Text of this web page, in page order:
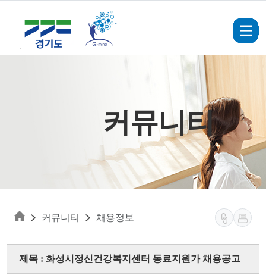
커뮤니티
커뮤니티 채용정보
제목 : 화성시정신건강복지센터 동료지원가 채용공고